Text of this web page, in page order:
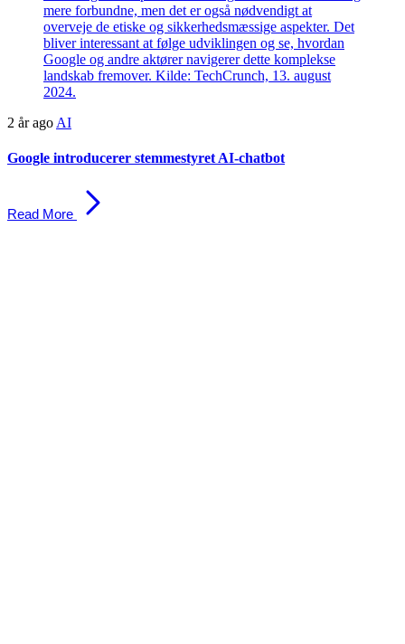
2 år ago AI
Google introducerer stemmestyret AI-chatbot
Read More